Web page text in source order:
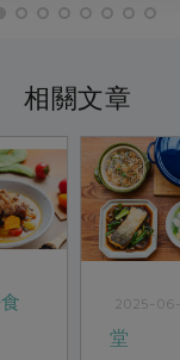
相關文章
2025-
堂